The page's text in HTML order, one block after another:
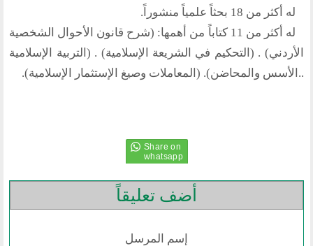
نشاطاتنا
المحاضرات
بيانات
رحلات
نشاطاتنا
له أكثر من 18 بحثاً علمياً منشوراً.
له أكثر من 11 كتاباً من أهمها: (شرح قانون الأحوال الشخصية
الأردني) . (التحكيم في الشريعة الإسلامية) . (التربية الإسلامية
..الأسس والمحاضن). (المعاملات وصيغ الإستثمار الإسلامية).
أضف تعليقاً
إسم المرسل